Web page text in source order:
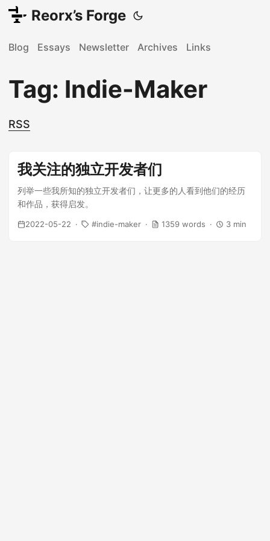
Reorx’s Forge
Blog Essays Newsletter Archives Links
Tag: Indie-Maker
RSS
我关注的独立开发者们
列举一些我所知的独立开发者们，让更多的人看到他们的经历
和作品，获得启发。
2022-05-22 indie-maker 1359 words 3 min